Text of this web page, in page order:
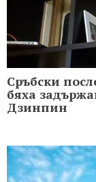
Сръбски
бяха
Дзинпин